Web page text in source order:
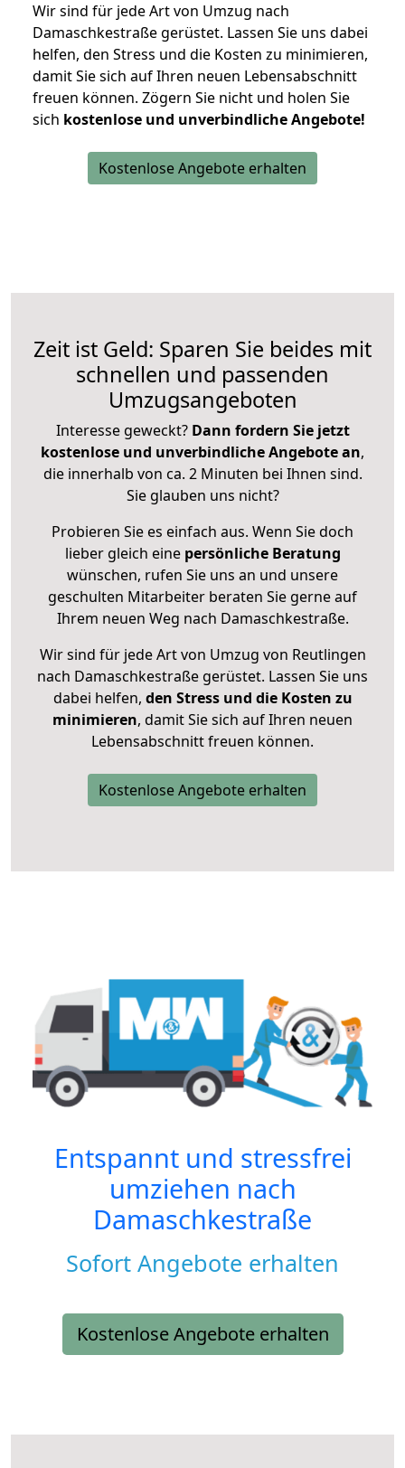
Wir sind für jede Art von Umzug nach
Damaschkestraße gerüstet. Lassen Sie uns dabei
helfen, den Stress und die Kosten zu minimieren,
damit Sie sich auf Ihren neuen Lebensabschnitt
freuen können. Zögern Sie nicht und holen Sie
sich kostenlose und unverbindliche Angebote!
Kostenlose Angebote erhalten
Zeit ist Geld: Sparen Sie beides mit
schnellen und passenden
Umzugsangeboten
Interesse geweckt? Dann fordern Sie jetzt
kostenlose und unverbindliche Angebote an,
die innerhalb von ca. 2 Minuten bei Ihnen sind.
Sie glauben uns nicht?
Probieren Sie es einfach aus. Wenn Sie doch
lieber gleich eine persönliche Beratung
wünschen, rufen Sie uns an und unsere
geschulten Mitarbeiter beraten Sie gerne auf
Ihrem neuen Weg nach Damaschkestraße.
Wir sind für jede Art von Umzug von Reutlingen
nach Damaschkestraße gerüstet. Lassen Sie uns
dabei helfen, den Stress und die Kosten zu
minimieren, damit Sie sich auf Ihren neuen
Lebensabschnitt freuen können.
Kostenlose Angebote erhalten
Entspannt und stressfrei
umziehen nach
Damaschkestraße
Sofort Angebote erhalten
Kostenlose Angebote erhalten